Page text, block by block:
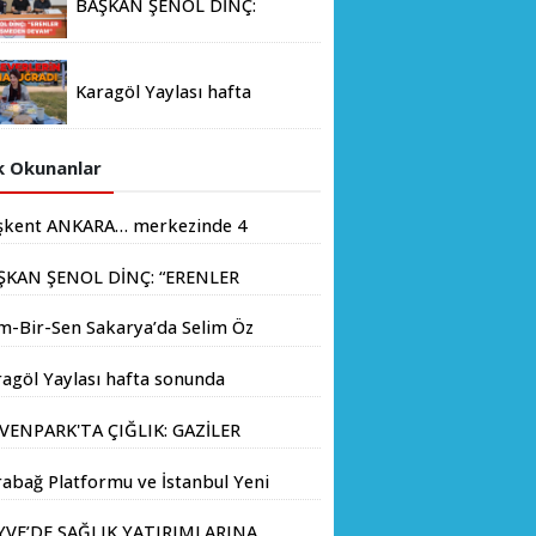
Memorandumu İmzalandı
BAŞKAN ŞENOL DİNÇ:
KESMEDEN DEVAM”
Karagöl Yaylası hafta
akınına uğradı
Okunanlar
ANKARA… merkezinde 4
ŞENOL DİNÇ: “ERENLER
Bir-Sen Sakarya’da Selim Öz
Yaylası hafta sonunda
ÇIĞLIK: GAZİLER
Platformu ve İstanbul Yeni